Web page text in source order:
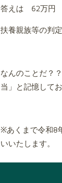
答えは 62万円
扶養親族等の判
なんのことだ？
当」と記憶して
※あくまで令和8
いいたします。